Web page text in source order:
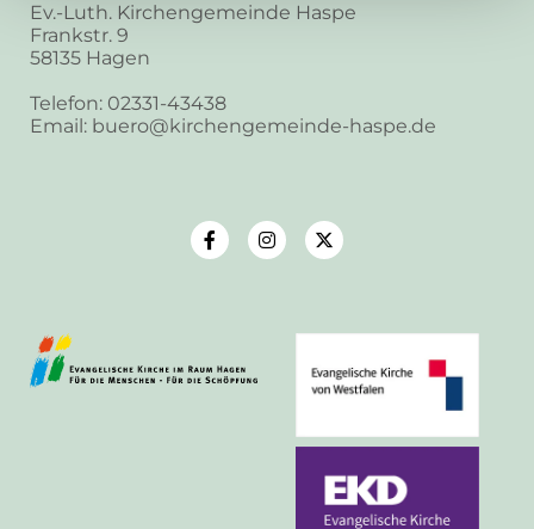
Ev.-Luth. Kirchengemeinde Haspe
Frankstr. 9
58135 Hagen
Telefon: 02331-43438
Email: buero@kirchengemeinde-haspe.de